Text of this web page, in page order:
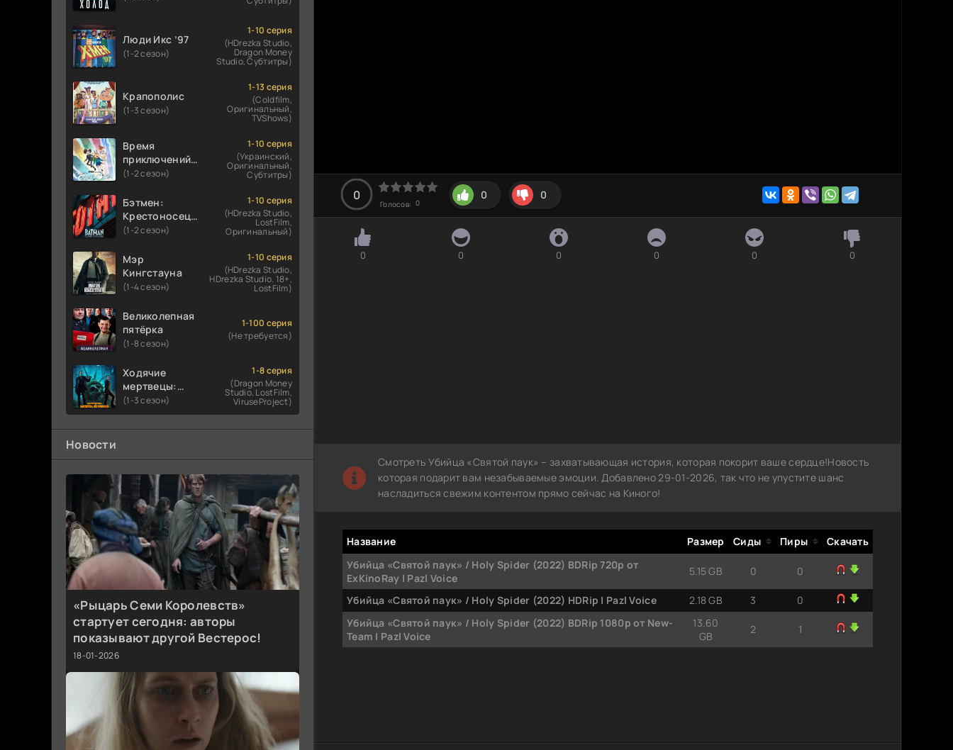
Люди Икс ’97
(1-2 сезон)
1-10 серия
(HDrezka Studio,
Dragon Money
Studio, Субтитры)
Крапополис
(1-3 сезон)
1-13 серия
(Coldfilm,
Оригинальный,
TVShows)
Время
приключений:
Фионна и Кейк
(1-2 сезон)
1-10 серия
(Украинский,
Оригинальный,
Субтитры)
Бэтмен:
Крестоносец в
плаще
(1-2 сезон)
1-10 серия
(HDrezka Studio,
LostFilm,
Оригинальный)
Мэр
Кингстауна
(1-4 сезон)
1-10 серия
(HDrezka Studio,
HDrezka Studio. 18+,
LostFilm)
Великолепная
пятёрка
(1-8 сезон)
1-100 серия
(Не требуется)
Ходячие
мертвецы:
Мертвый
город
(1-3 сезон)
1-8 серия
(Dragon Money
Studio, LostFilm,
ViruseProject)
Новости
«Рыцарь Семи Королевств»
стартует сегодня: авторы
показывают другой Вестерос!
18-01-2026
0
Голосов: 0
0 0
0 0 0 0 0 0
Смотреть Убийца «Святой паук» – захватывающая история, которая покорит ваше сердце!Новость
которая подарит вам незабываемые эмоции. Добавлено 29-01-2026, так что не упустите шанс
насладиться свежим контентом прямо сейчас на Киного!
Название Размер Сиды Пиры
Скачать
Убийца «Святой паук» / Holy Spider (2022) BDRip 720p от
ExKinoRay | Pazl Voice
5.15 GB 0 0
Убийца «Святой паук» / Holy Spider (2022) HDRip | Pazl Voice 2.18 GB 3
0
Убийца «Святой паук» / Holy Spider (2022) BDRip 1080p от New-
Team | Pazl Voice
13.60
GB
2 1